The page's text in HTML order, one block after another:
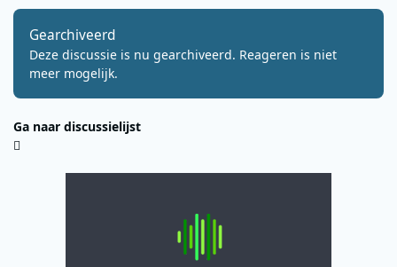
Gearchiveerd
Deze discussie is nu gearchiveerd. Reageren is niet
meer mogelijk.
Ga naar discussielijst